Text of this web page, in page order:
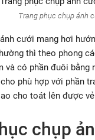
Trang phục chụp ảnh
cưới mang hơi
thì theo phong
và có phần đuôi
phù hợp với phần
cho toát lên được
chụp